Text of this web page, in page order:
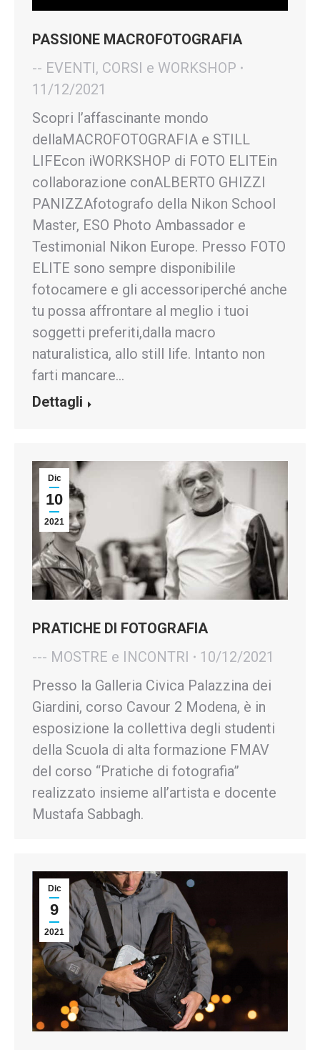
PASSIONE MACROFOTOGRAFIA
-- EVENTI, CORSI e WORKSHOP
11/12/2021
Scopri l’affascinante mondo
dellaMACROFOTOGRAFIA e STILL
LIFEcon iWORKSHOP di FOTO ELITEin
collaborazione conALBERTO GHIZZI
PANIZZAfotografo della Nikon School
Master, ESO Photo Ambassador e
Testimonial Nikon Europe. Presso FOTO
ELITE sono sempre disponibilile
fotocamere e gli accessoriperché anche
tu possa affrontare al meglio i tuoi
soggetti preferiti,dalla macro
naturalistica, allo still life. Intanto non
farti mancare…
Dettagli
Dic
10
2021
PRATICHE DI FOTOGRAFIA
--- MOSTRE e INCONTRI
10/12/2021
Presso la Galleria Civica Palazzina dei
Giardini, corso Cavour 2 Modena, è in
esposizione la collettiva degli studenti
della Scuola di alta formazione FMAV
del corso “Pratiche di fotografia”
realizzato insieme all’artista e docente
Mustafa Sabbagh.
Dic
9
2021